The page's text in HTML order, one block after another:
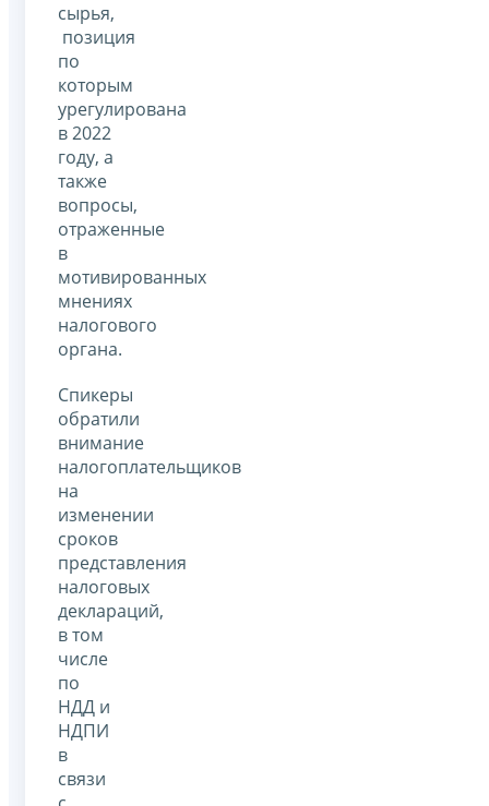
сырья,
позиция
по
которым
урегулирована
в 2022
году, а
также
вопросы,
отраженные
в
мотивированных
мнениях
налогового
органа.
Спикеры
обратили
внимание
налогоплательщиков
на
изменении
сроков
представления
налоговых
деклараций,
в том
числе
по
НДД и
НДПИ
в
связи